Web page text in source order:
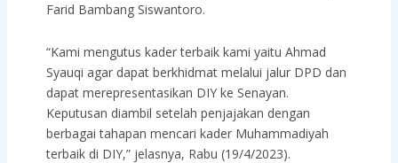
Farid Bambang Siswantoro.
“Kami mengutus kader terbaik kami yaitu Ahmad
Syauqi agar dapat berkhidmat melalui jalur DPD dan
dapat merepresentasikan DIY ke Senayan.
Keputusan diambil setelah penjajakan dengan
berbagai tahapan mencari kader Muhammadiyah
terbaik di DIY,” jelasnya, Rabu (19/4/2023).